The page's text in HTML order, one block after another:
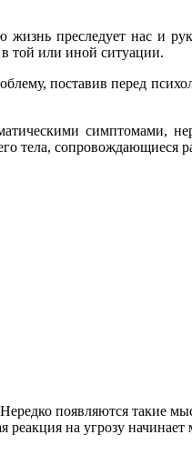
преследует нас и
той или иной ситуации.
поставив перед
симптомами,
тела, сопровождающиеся
появляются такие
реакция на угрозу начинает